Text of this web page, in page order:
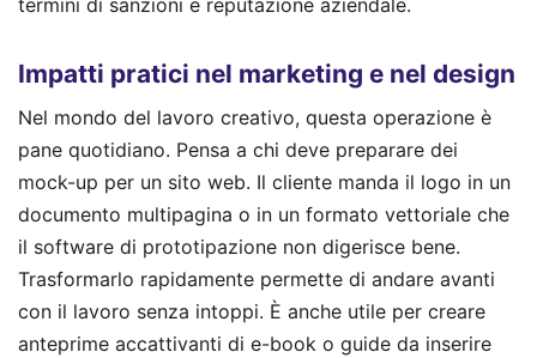
termini di sanzioni e reputazione aziendale.
Impatti pratici nel marketing e nel design
Nel mondo del lavoro creativo, questa operazione è
pane quotidiano. Pensa a chi deve preparare dei
mock-up per un sito web. Il cliente manda il logo in un
documento multipagina o in un formato vettoriale che
il software di prototipazione non digerisce bene.
Trasformarlo rapidamente permette di andare avanti
con il lavoro senza intoppi. È anche utile per creare
anteprime accattivanti di e-book o guide da inserire